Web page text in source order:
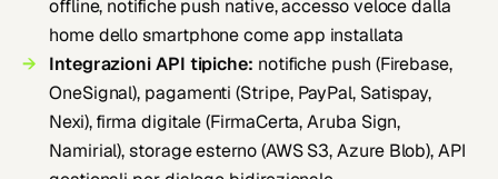
offline, notifiche push native, accesso veloce dalla
home dello smartphone come app installata
Integrazioni API tipiche: notifiche push (Firebase,
OneSignal), pagamenti (Stripe, PayPal, Satispay,
Nexi), firma digitale (FirmaCerta, Aruba Sign,
Namirial), storage esterno (AWS S3, Azure Blob), API